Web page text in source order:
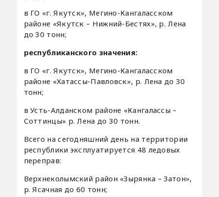
в ГО «г. Якутск», Мегино-Кангаласском
районе «Якутск – Нижний-Бестях», р. Лена
до 30 тонн;
республиканского значения:
в ГО «г. Якутск», Мегино-Кангаласском
районе «Хатассы-Павловск», р. Лена до 30
тонн;
в Усть-Алданском районе «Кангалассы –
Соттинцы» р. Лена до 30 тонн.
Всего на сегодняшний день на территории
республики эксплуатируется 48 ледовых
переправ:
Верхнеколымский район «Зырянка – Затон»,
р. Ясачная до 60 тонн;